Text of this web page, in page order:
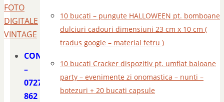
FOTO
DIGITALE
VINTAGE
CONTACT
–
0727
862
10 bucati – pungute HALLOWEEN pt. bomboane
dulciuri cadouri dimensiuni 23 cm x 10 cm (
tradus google – material fetru )
10 bucati Cracker dispozitiv pt. umflat baloane
party – evenimente zi onomastica – nunti –
botezuri + 20 bucati capsule